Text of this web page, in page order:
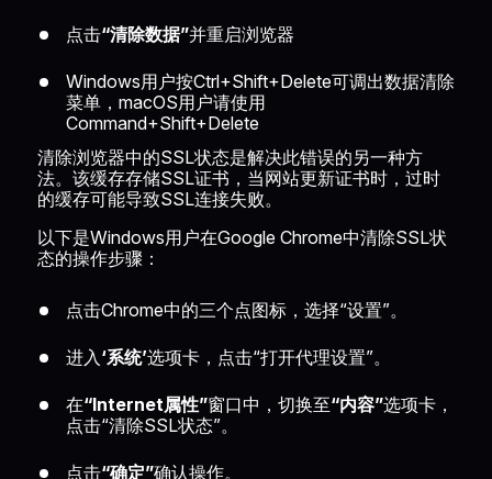
点击“清除数据”并重启浏览器
Windows用户按Ctrl+Shift+Delete可调出数据清除
菜单，macOS用户请使用
Command+Shift+Delete
清除浏览器中的SSL状态是解决此错误的另一种方
法。该缓存存储SSL证书，当网站更新证书时，过时
的缓存可能导致SSL连接失败。
以下是Windows用户在Google Chrome中清除SSL状
态的操作步骤：
点击Chrome中的三个点图标，选择“设置”。
进入‘系统’选项卡，点击“打开代理设置”。
在“Internet属性”窗口中，切换至“内容”选项卡，
点击“清除SSL状态”。
点击“确定”确认操作。